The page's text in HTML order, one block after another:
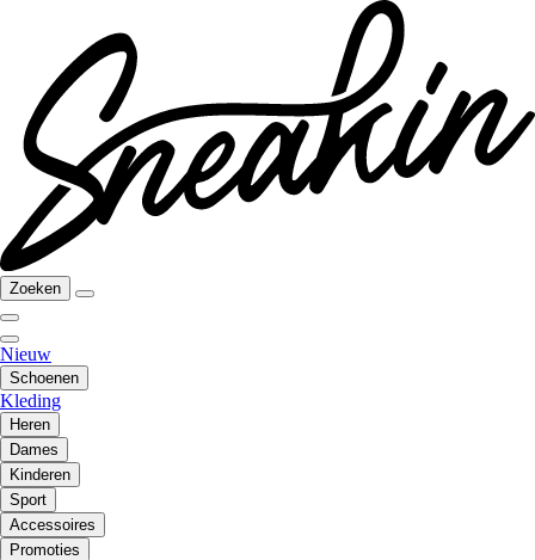
Zoeken
Nieuw
Schoenen
Kleding
Heren
Dames
Kinderen
Sport
Accessoires
Promoties